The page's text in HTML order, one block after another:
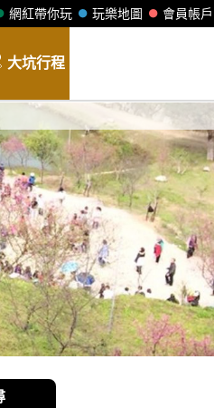
會員帳戶
玩樂地圖
網紅帶你玩
大坑行程